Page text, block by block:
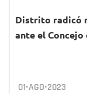
Distrito radicó
ante el
01•AGO•2023